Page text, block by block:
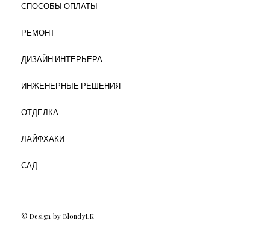
СПОСОБЫ ОПЛАТЫ
РЕМОНТ
ДИЗАЙН ИНТЕРЬЕРА
ИНЖЕНЕРНЫЕ РЕШЕНИЯ
ОТДЕЛКА
ЛАЙФХАКИ
САД
© Design by BlondyLK